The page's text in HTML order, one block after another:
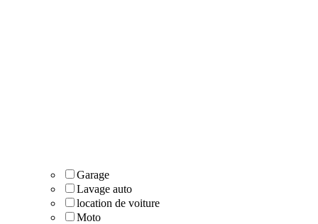
Garage
Lavage auto
location de voiture
Moto